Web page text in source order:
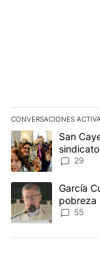
CONVERSACIONES
Este listado
Un artículo de
San
29
Un artículo deGarcía
pobreza
55